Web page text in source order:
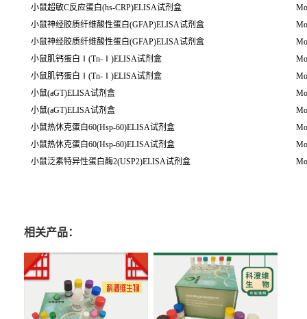
小鼠超敏C反应蛋白(hs-CRP)ELISA试剂盒
小鼠神经胶质纤维酸性蛋白(GFAP)ELISA试剂盒
小鼠神经胶质纤维酸性蛋白(GFAP)ELISA试剂盒
小鼠肌钙蛋白Ⅰ(Tn-Ⅰ)ELISA试剂盒
小鼠肌钙蛋白Ⅰ(Tn-Ⅰ)ELISA试剂盒
小鼠(aGT)ELISA试剂盒
小鼠(aGT)ELISA试剂盒
小鼠热休克蛋白60(Hsp-60)ELISA试剂盒
小鼠热休克蛋白60(Hsp-60)ELISA试剂盒
小鼠泛素特异性蛋白酶2(USP2)ELISA试剂盒
相关产品：